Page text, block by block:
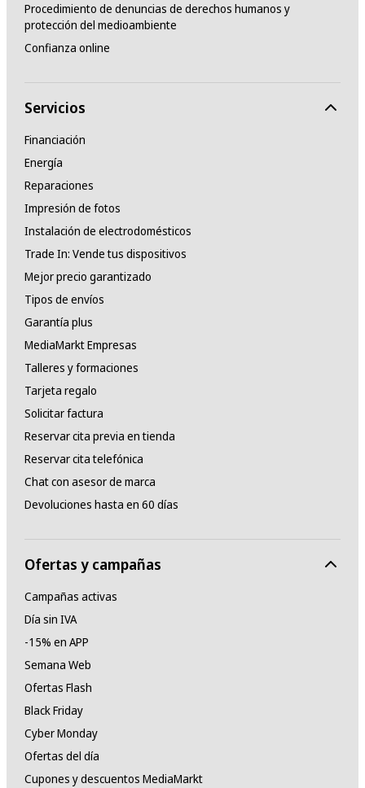
Procedimiento de denuncias de derechos humanos y
protección del medioambiente
Confianza online
Servicios
Financiación
Energía
Reparaciones
Impresión de fotos
Instalación de electrodomésticos
Trade In: Vende tus dispositivos
Mejor precio garantizado
Tipos de envíos
Garantía plus
MediaMarkt Empresas
Talleres y formaciones
Tarjeta regalo
Solicitar factura
Reservar cita previa en tienda
Reservar cita telefónica
Chat con asesor de marca
Devoluciones hasta en 60 días
Ofertas y campañas
Campañas activas
Día sin IVA
-15% en APP
Semana Web
Ofertas Flash
Black Friday
Cyber Monday
Ofertas del día
Cupones y descuentos MediaMarkt